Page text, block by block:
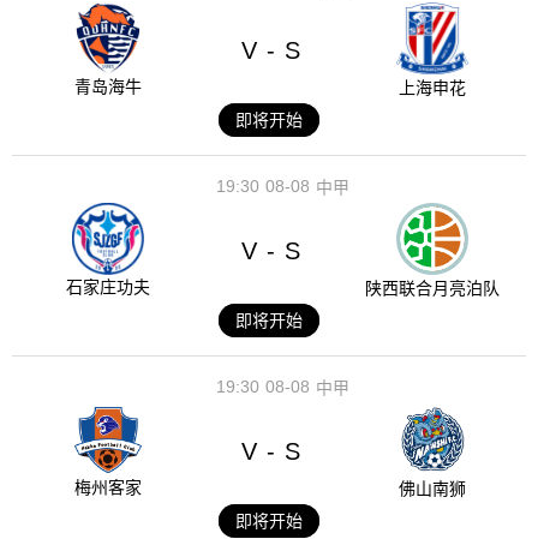
青岛海牛
V - S
上海申花
即将开始
08-08
19:30 中甲
石家庄功夫
V - S
陕西联合月亮泊队
即将开始
08-08
19:30 中甲
梅州客家
V - S
佛山南狮
即将开始